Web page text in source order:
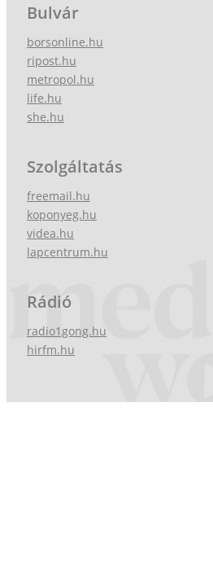
Bulvár
borsonline.hu
ripost.hu
metropol.hu
life.hu
she.hu
Szolgáltatás
freemail.hu
koponyeg.hu
videa.hu
lapcentrum.hu
Rádió
radio1gong.hu
hirfm.hu